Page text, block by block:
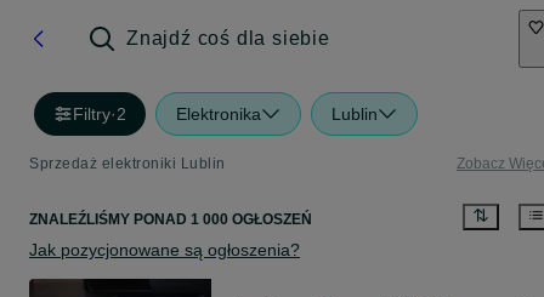
Znajdź coś dla siebie
Filtry·2 Elektronika Lublin
Sprzedaż elektroniki Lublin Zobacz
ZNALEŹLIŚMY PONAD 1 000 OGŁOSZEŃ
Jak pozycjonowane są ogłoszenia?